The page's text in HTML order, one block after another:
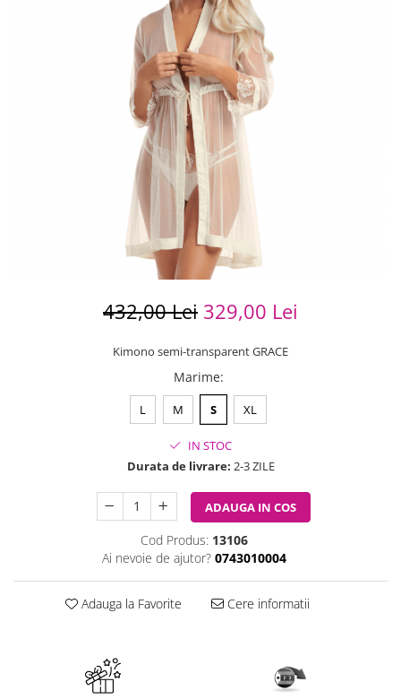
432,00 Lei 329,00 Lei
Kimono semi-transparent GRACE
Marime:
L M S XL
IN STOC
Durata de livrare: 2-3 ZILE
ADAUGA IN COS
Cod Produs: 13106
Ai nevoie de ajutor? 0743010004
Adauga la Favorite Cere informatii